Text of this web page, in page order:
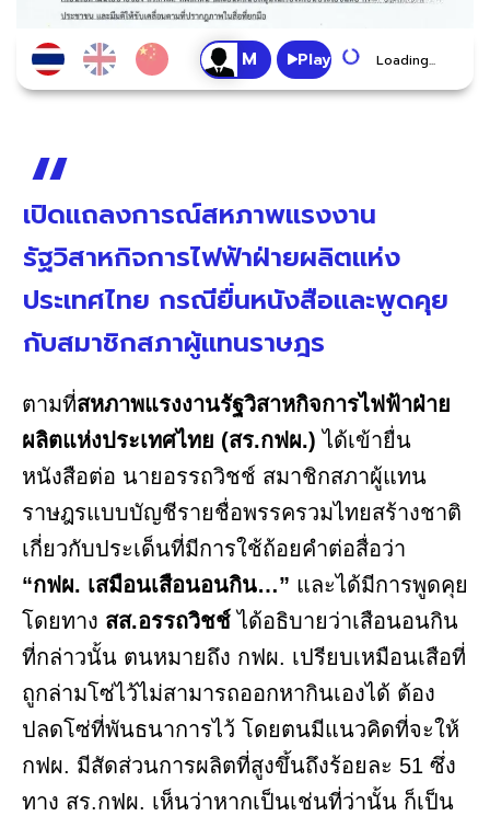
Play Loading...
เปิดแถลงการณ์สหภาพแรงงาน
รัฐวิสาหกิจการไฟฟ้าฝ่ายผลิตแห่ง
ประเทศไทย กรณียื่นหนังสือและพูดคุย
กับสมาชิกสภาผู้แทนราษฎร
ตามที่สหภาพแรงงานรัฐวิสาหกิจการไฟฟ้าฝ่าย
ผลิตแห่งประเทศไทย (สร.กฟผ.)ได้เข้ายื่น
หนังสือต่อ นายอรรถวิชช์ สมาชิกสภาผู้แทน
ราษฎรแบบบัญชีรายชื่อพรรครวมไทยสร้างชาติ
เกี่ยวกับประเด็นที่มีการใช้ถ้อยคำต่อสื่อว่า
“กฟผ. เสมือนเสือนอนกิน…” และได้มีการพูดคุย
โดยทาง สส.อรรถวิชช์ได้อธิบายว่าเสือนอนกิน
ที่กล่าวนั้น ตนหมายถึง กฟผ. เปรียบเหมือนเสือที่
ถูกล่ามโซ่ไว้ไม่สามารถออกหากินเองได้ ต้อง
ปลดโซ่ที่พันธนาการไว้ โดยตนมีแนวคิดที่จะให้
กฟผ. มีสัดส่วนการผลิตที่สูงขึ้นถึงร้อยละ 51 ซึ่ง
ทาง สร.กฟผ. เห็นว่าหากเป็นเช่นที่ว่านั้น ก็เป็น